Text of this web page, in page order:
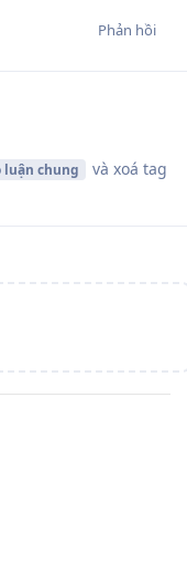
Phản hồi
luận chung
và xoá tag